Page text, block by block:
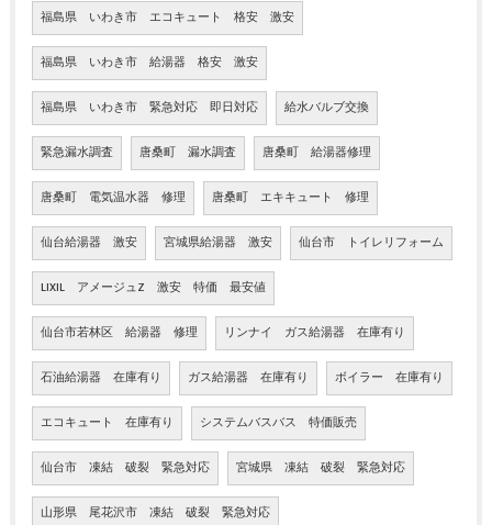
福島県 いわき市 エコキュート 格安 激安
福島県 いわき市 給湯器 格安 激安
福島県 いわき市 緊急対応 即日対応 給水バルブ交換
緊急漏水調査 唐桑町 漏水調査 唐桑町 給湯器修理
唐桑町 電気温水器 修理 唐桑町 エキキュート 修理
仙台給湯器 激安 宮城県給湯器 激安 仙台市 トイレリフォーム
LIXIL アメージュZ 激安 特価 最安値
仙台市若林区 給湯器 修理 リンナイ ガス給湯器 在庫有り
石油給湯器 在庫有り ガス給湯器 在庫有り ボイラー 在庫有り
エコキュート 在庫有り システムバスバス 特価販売
仙台市 凍結 破裂 緊急対応 宮城県 凍結 破裂 緊急対応
山形県 尾花沢市 凍結 破裂 緊急対応